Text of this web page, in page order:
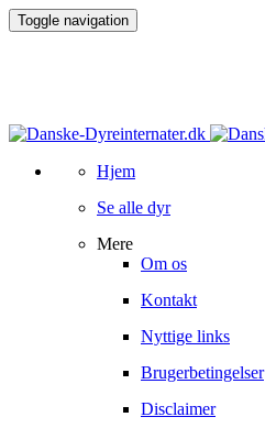
Toggle navigation
Hjem
Se alle dyr
Mere
Om os
Kontakt
Nyttige links
Brugerbetingelser
Disclaimer